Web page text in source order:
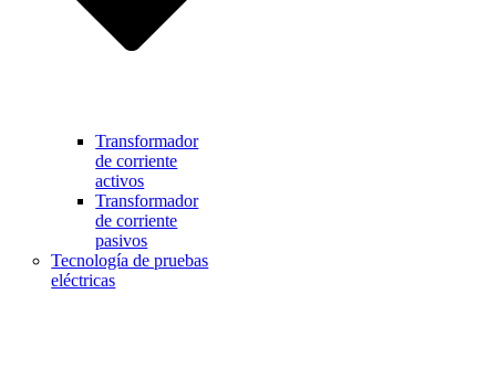
Transformador
de corriente
activos
Transformador
de corriente
pasivos
Tecnología de pruebas
eléctricas